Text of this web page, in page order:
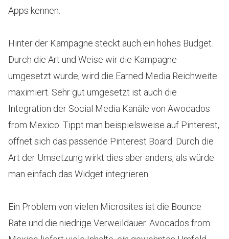
Apps kennen.
Hinter der Kampagne steckt auch ein hohes Budget.
Durch die Art und Weise wir die Kampagne
umgesetzt wurde, wird die Earned Media Reichweite
maximiert. Sehr gut umgesetzt ist auch die
Integration der Social Media Kanäle von Awocados
from Mexico. Tippt man beispielsweise auf Pinterest,
öffnet sich das passende Pinterest Board. Durch die
Art der Umsetzung wirkt dies aber anders, als würde
man einfach das Widget integrieren.
Ein Problem von vielen Microsites ist die Bounce
Rate und die niedrige Verweildauer. Avocados from